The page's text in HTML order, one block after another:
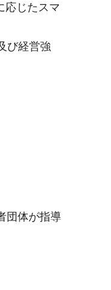
応じたスマ
び経営強
団体が指導